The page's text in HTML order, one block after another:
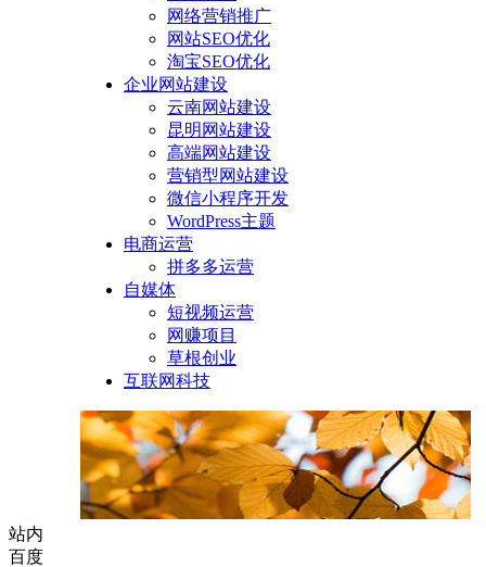
网络营销推广
网站SEO优化
淘宝SEO优化
企业网站建设
云南网站建设
昆明网站建设
高端网站建设
营销型网站建设
微信小程序开发
WordPress主题
电商运营
拼多多运营
自媒体
短视频运营
网赚项目
草根创业
互联网科技
站内
百度